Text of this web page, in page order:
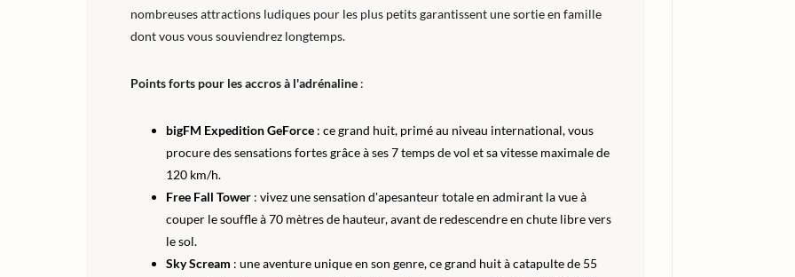
nombreuses attractions ludiques pour les plus petits garantissent une sortie en famille
dont vous vous souviendrez longtemps.
Points forts pour les accros à l'adrénaline :
bigFM Expedition GeForce : ce grand huit, primé au niveau international, vous
procure des sensations fortes grâce à ses 7 temps de vol et sa vitesse maximale de
120 km/h.
Free Fall Tower : vivez une sensation d'apesanteur totale en admirant la vue à
couper le souffle à 70 mètres de hauteur, avant de redescendre en chute libre vers
le sol.
Sky Scream : une aventure unique en son genre, ce grand huit à catapulte de 55